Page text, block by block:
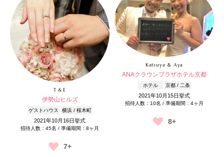
T & E
伊勢山ヒルズ
ゲストハウス 横浜 / 桜木町
2021年10月16日挙式
招待人数：45名 / 準備期間：8ヶ月
7+
Katsuya ＆ Aya
ANAクラウンプラザホテル京都
ホテル 京都 / 二条
2021年10月15日挙式
招待人数：10名 / 準備期間：4ヶ月
8+